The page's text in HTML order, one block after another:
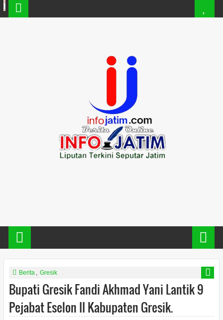
Berita , Gresik
Bupati Gresik Fandi Akhmad Yani Lantik 9
Pejabat Eselon II Kabupaten Gresik.